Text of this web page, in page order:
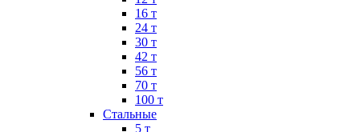
16 т
24 т
30 т
42 т
56 т
70 т
100 т
Стальные
5 т